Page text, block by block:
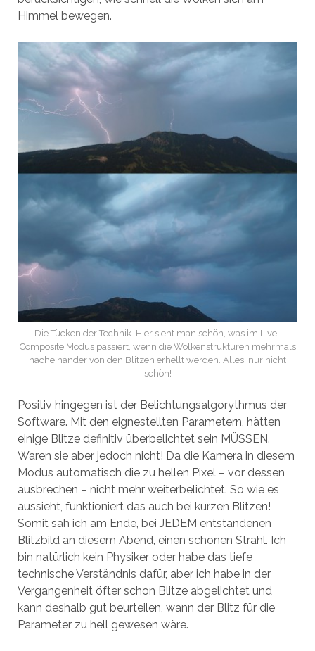
Himmel bewegen.
Die Tücken der Technik. Hier sieht man schön, was im Live-
Composite Modus passiert, wenn die Wolkenstrukturen mehrmals
nacheinander von den Blitzen erhellt werden. Alles, nur nicht
schön!
Positiv hingegen ist der Belichtungsalgorythmus der
Software. Mit den eignestellten Parametern, hätten
einige Blitze definitiv überbelichtet sein MÜSSEN.
Waren sie aber jedoch nicht! Da die Kamera in diesem
Modus automatisch die zu hellen Pixel – vor dessen
ausbrechen – nicht mehr weiterbelichtet. So wie es
aussieht, funktioniert das auch bei kurzen Blitzen!
Somit sah ich am Ende, bei JEDEM entstandenen
Blitzbild an diesem Abend, einen schönen Strahl. Ich
bin natürlich kein Physiker oder habe das tiefe
technische Verständnis dafür, aber ich habe in der
Vergangenheit öfter schon Blitze abgelichtet und
kann deshalb gut beurteilen, wann der Blitz für die
Parameter zu hell gewesen wäre.